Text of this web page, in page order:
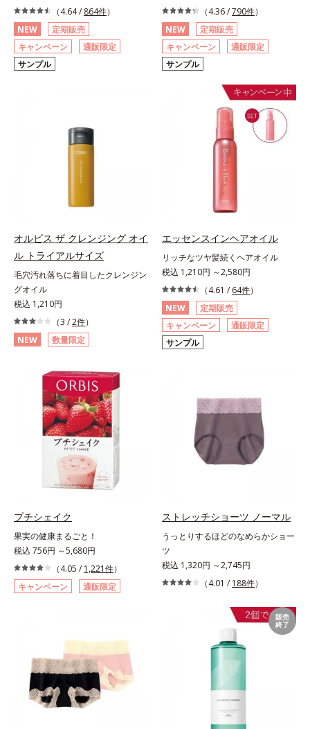
（4.64 / 864件）
NEW
定期販売
キャンペーン
通販限定
サンプル
（4.36 /790件）
NEW
定期販売
キャンペーン
通販限定
サンプル
オルビス ザ クレンジング オイ
ル トライアルサイズ
毛穴汚れ落ちに着目したクレンジン
グオイル
税込 1,210円
（3 /2件）
NEW
数量限定
エッセンスインヘアオイル
リッチなツヤ髪続くヘアオイル
税込 1,210円 ～2,580円
（4.61 / 64件）
NEW
定期販売
キャンペーン
通販限定
サンプル
プチシェイク
果実の健康まるごと！
税込 756円 ～5,680円
（4.05 / 1,221件）
キャンペーン
通販限定
ストレッチショーツ ノーマル
うっとりするほどのなめらかショー
ツ
税込 1,320円 ～2,745円
（4.01 / 188件）
販売
終了